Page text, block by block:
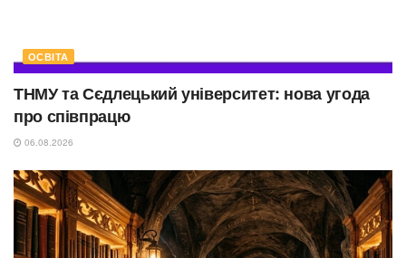
ОСВІТА
ТНМУ та Сєдлецький університет: нова угода
про співпрацю
06.08.2026